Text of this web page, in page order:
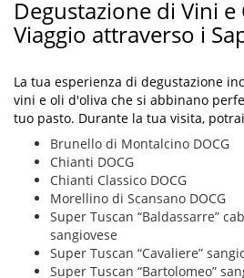
Degustazione di Vini
Viaggio attraverso i
La tua esperienza di degustazione
vini e oli d'oliva che si abbinano
tuo pasto. Durante la tua visita,
Brunello di Montalcino DOCG
Chianti DOCG
Chianti Classico DOCG
Morellino di Scansano DOCG
Super Tuscan “Baldassarre”
sangiovese
Super Tuscan “Cavaliere”
Super Tuscan “Bartolomeo”